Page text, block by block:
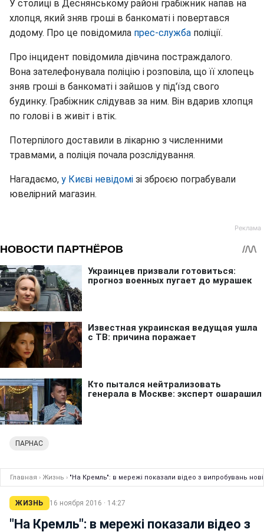
У столиці в Деснянському районі грабіжник напав на
хлопця, який зняв гроші в банкоматі і повертався
додому. Про це повідомила прес-служба поліції.
Про інцидент повідомила дівчина постраждалого.
Вона зателефонувала поліцію і розповіла, що її хлопець
зняв гроші в банкоматі і зайшов у під'їзд свого
будинку. Грабіжник слідував за ним. Він вдарив хлопця
по голові і в живіт і втік.
Потерпілого доставили в лікарню з численними
травмами, а поліція почала розслідування.
Нагадаємо, у Києві невідомі зі зброєю пограбували
ювелірний магазин.
ПАРНАС
Главная › Жизнь › "На Кремль": в мережі показали відео з випробувань
ЖИЗНЬ 16 ноября 2016 · 14:27
"На Кремль": в мережі показали відео з